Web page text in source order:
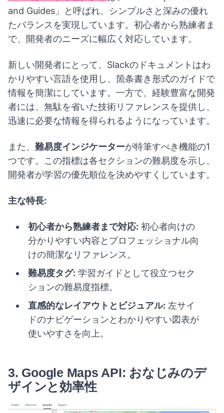
and Guides」と呼ばれ、シンプルさと深みの優れ
たバランスを実現しています。初心者から熟練者ま
で、開発者のニーズに幅広く対応しています。
新しい開発者にとって、Slackのドキュメントはわ
かりやすい言語を使用し、箇条書き形式のガイドで
情報を簡潔にしています。一方で、経験豊富な開発
者には、無駄を省いた技術リファレンスを提供し、
迅速に必要な情報を得られるようになっています。
また、 難易度インジケーターが特筆すべき機能の1
つです。この指標は各セクションの難易度を示し、
開発者が学習の優先順位を決めやすくしています。
主な特長:
初心者から熟練者まで対応: 初心者向けの
分かりやすい内容とプロフェッショナル向
けの簡潔なリファレンス。
難易度タグ: 学習ガイドとして役立つセク
ションの難易度指標。
直感的なレイアウトとビジュアル: 左サイ
ドのナビゲーションとわかりやすい図表が
使いやすさを向上。
3. Google Maps API: おなじみのデ
ザインと効率性